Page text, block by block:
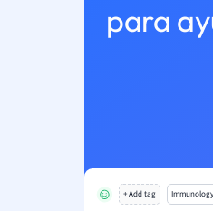
para
+ Add tag Immunology